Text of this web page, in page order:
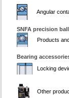
Angular
SNFA precision
Products
Bearing
Locking
Other